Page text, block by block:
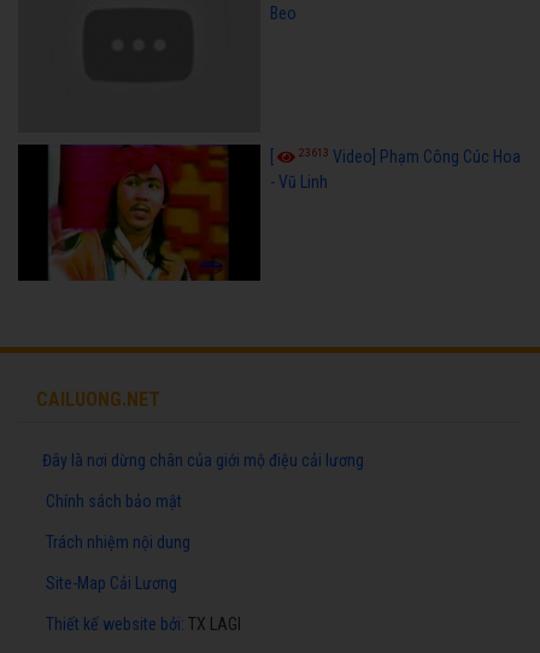
Beo
23613 Video] Phạm Công Cúc Hoa
- Vũ Linh
CAILUONG.NET
Đây là nơi dừng chân của giới mộ điệu cải lương
Chính sách bảo mật
Trách nhiệm nội dung
Site-Map Cải Lương
Thiết kế website bởi: TX LAGI